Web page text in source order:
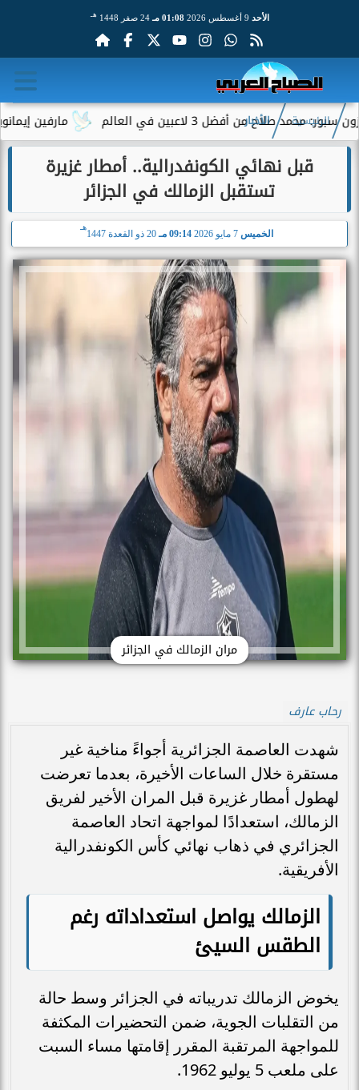
الأحد 01:08 مـ 24 صفر 1448 هـ
مارفين إيمانويل.. من أفضل 3 لاعبين في العالم
الرئيسية الأخبار
قبل نهائي الكونفدرالية.. أمطار غزيرة
تستقبل الزمالك في الجزائر
الخميس 7 مايو 2026 09:14 مـ 20 ذو القعدة 1447
هـ
مران الزمالك في الجزائر
رحاب عارف
شهدت العاصمة الجزائرية أجواءً مناخية غير
مستقرة خلال الساعات الأخيرة، بعدما تعرضت
لهطول أمطار غزيرة قبل المران الأخير لفريق
الزمالك، استعدادًا لمواجهة اتحاد العاصمة
الجزائري في ذهاب نهائي كأس الكونفدرالية
الأفريقية.
الزمالك يواصل استعداداته رغم
الطقس السيئ
يخوض الزمالك تدريباته في الجزائر وسط حالة
من التقلبات الجوية، ضمن التحضيرات المكثفة
للمواجهة المرتقبة المقرر إقامتها مساء السبت
على ملعب 5 يوليو 1962.